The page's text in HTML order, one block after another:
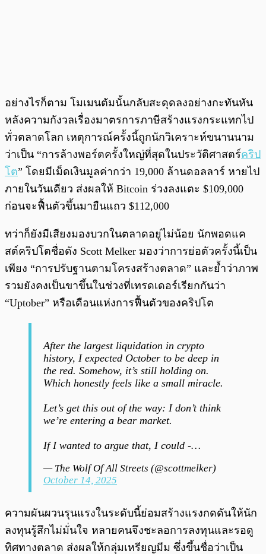
อย่างไรก็ตาม โมเมนตัมนั้นกลับสะดุดลงอย่างกะทันหัน
หลังความกังวลเรื่องมาตรการภาษีสร้างแรงกระแทกไป
ทั่วตลาดโลก เหตุการณ์ครั้งนี้ถูกนักวิเคราะห์ขนานนาม
ว่าเป็น “การล้างพอร์ตครั้งใหญ่ที่สุดในประวัติศาสตร์คริป
โต” โดยมีเม็ดเงินมูลค่ากว่า 19,000 ล้านดอลลาร์ หายไป
ภายในวันเดียว ส่งผลให้ Bitcoin ร่วงลงแตะ $109,000
ก่อนจะฟื้นตัวขึ้นมายืนแถว $112,000
ทว่าก็ยังมีเสียงมองบวกในตลาดอยู่ไม่น้อย นักพอดแค
สต์คริปโตชื่อดัง Scott Melker มองว่าการย่อตัวครั้งนี้เป็น
เพียง “การปรับฐานตามโครงสร้างตลาด” และย้ำว่าภาพ
รวมยังคงเป็นขาขึ้นในช่วงที่เทรดเดอร์เรียกกันว่า
“Uptober” หรือเดือนแห่งการฟื้นตัวของคริปโต
After the largest liquidation in crypto
history, I expected October to be deep in
the red. Somehow, it’s still holding on.
Which honestly feels like a small miracle.
Let’s get this out of the way: I don’t think
we’re entering a bear market.
If I wanted to argue that, I could -…
— The Wolf Of All Streets (@scottmelker)
October 14, 2025
ความผันผวนรุนแรงในระดับนี้ย่อมสร้างแรงกดดันให้นัก
ลงทุนรู้สึกไม่มั่นใจ หลายคนจึงชะลอการลงทุนและรอดู
ทิศทางตลาด ส่งผลให้กลุ่มเหรียญมีม ซึ่งขึ้นชื่อว่าเป็น